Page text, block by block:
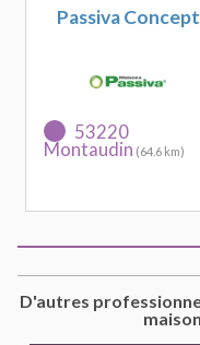
Passiva Concept
53220
Montaudin (64.6 km)
D'autres